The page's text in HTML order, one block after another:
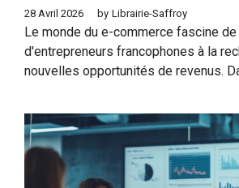
28 Avril 2026 by Librairie-Saffroy
Le monde du e-commerce fascine
d'entrepreneurs francophones à la
nouvelles opportunités de revenus.